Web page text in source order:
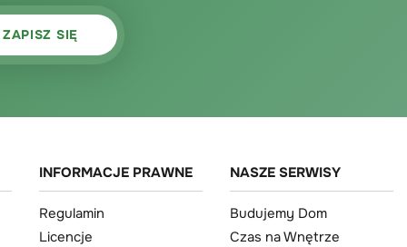
INFORMACJE PRAWNE
Regulamin
Licencje
NASZE SERWISY
Budujemy Dom
Czas na Wnętrze